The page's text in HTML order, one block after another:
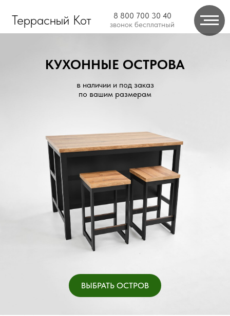
Террасный Кот
8 800 700 30 40
звонок бесплатный
КУХОННЫЕ ОСТРОВА
ВЫБРАТЬ ОСТРОВ
в наличии и под заказ
по вашим размерам